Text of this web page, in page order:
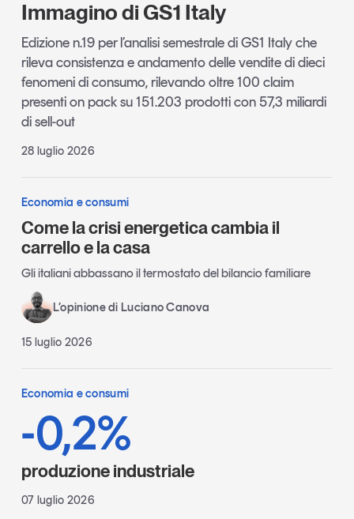
Immagino di GS1 Italy
Edizione n.19 per l’analisi semestrale di GS1 Italy che
rileva consistenza e andamento delle vendite di dieci
fenomeni di consumo, rilevando oltre 100 claim
presenti on pack su 151.203 prodotti con 57,3 miliardi
di sell-out
28 luglio 2026
Economia e consumi
Come la crisi energetica cambia il
carrello e la casa
Gli italiani abbassano il termostato del bilancio familiare
L’opinione di Luciano Canova
15 luglio 2026
Economia e consumi
-0,2%
produzione industriale
07 luglio 2026